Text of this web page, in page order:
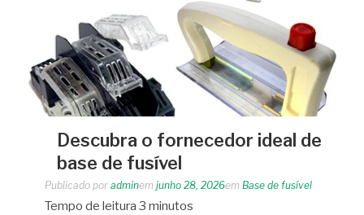
Descubra o fornecedor ideal de
base de fusível
Publicado por adminem junho 28, 2026em Base de fusível
Tempo de leitura 3 minutos